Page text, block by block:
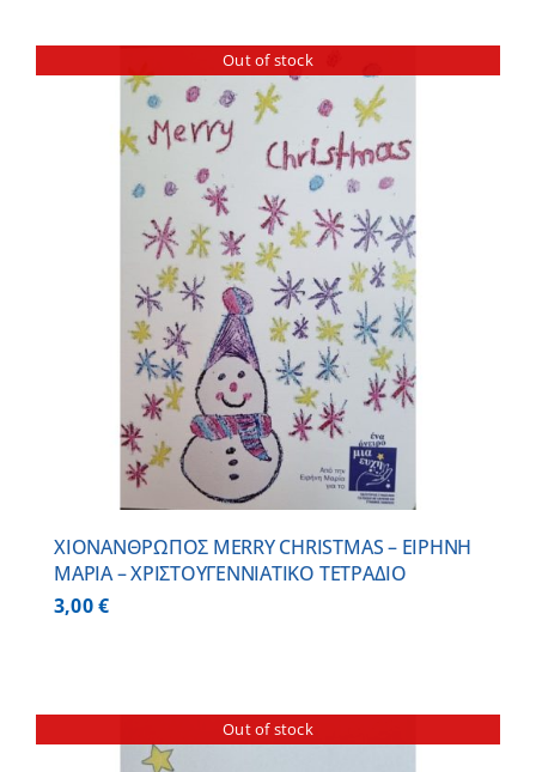
Out of stock
ΧΙΟΝΑΝΘΡΩΠΟΣ MERRY CHRISTMAS – ΕΙΡΗΝΗ
ΜΑΡΙΑ – ΧΡΙΣΤΟΥΓΕΝΝΙΑΤΙΚΟ ΤΕΤΡΑΔΙΟ
3,00€
Out of stock